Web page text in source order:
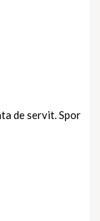
de servit. Spor